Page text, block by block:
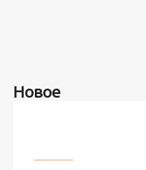
Новое